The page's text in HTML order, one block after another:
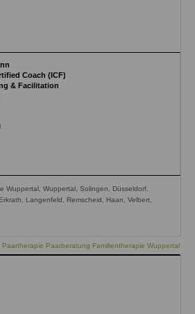
Coach (ICF)
& Facilitation
Wuppertal, Wuppertal, Solingen, Düsseldorf,
Langenfeld, Remscheid, Haan, Velbert,
Paartherapie Paarberatung Familientherapie Wuppertal